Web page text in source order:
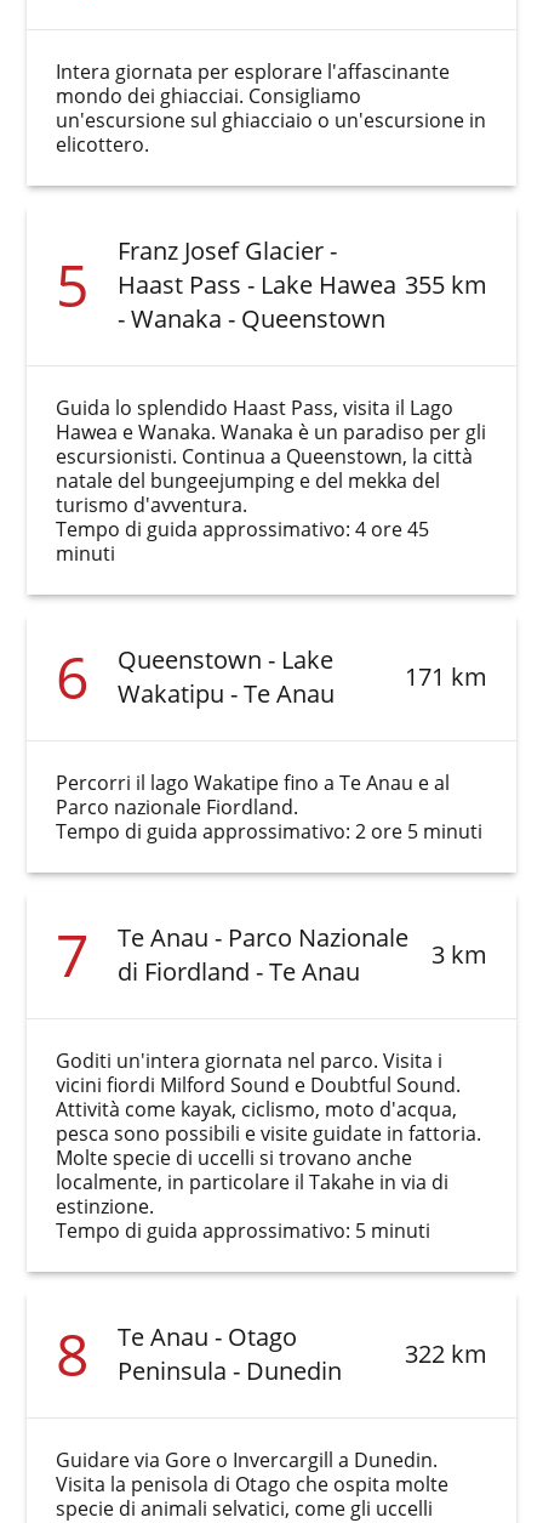
Intera giornata per esplorare l'affascinante
mondo dei ghiacciai. Consigliamo
un'escursione sul ghiacciaio o un'escursione in
elicottero.
5
Franz Josef Glacier -
Haast Pass - Lake Hawea
- Wanaka - Queenstown
355 km
Guida lo splendido Haast Pass, visita il Lago
Hawea e Wanaka. Wanaka è un paradiso per gli
escursionisti. Continua a Queenstown, la città
natale del bungeejumping e del mekka del
turismo d'avventura.
Tempo di guida approssimativo: 4 ore 45
minuti
6
Queenstown - Lake
Wakatipu - Te Anau
171 km
Percorri il lago Wakatipe fino a Te Anau e al
Parco nazionale Fiordland.
Tempo di guida approssimativo: 2 ore 5 minuti
7
Te Anau - Parco Nazionale
di Fiordland - Te Anau
3 km
Goditi un'intera giornata nel parco. Visita i
vicini fiordi Milford Sound e Doubtful Sound.
Attività come kayak, ciclismo, moto d'acqua,
pesca sono possibili e visite guidate in fattoria.
Molte specie di uccelli si trovano anche
localmente, in particolare il Takahe in via di
estinzione.
Tempo di guida approssimativo: 5 minuti
8
Te Anau - Otago
Peninsula - Dunedin
322 km
Guidare via Gore o Invercargill a Dunedin.
Visita la penisola di Otago che ospita molte
specie di animali selvatici, come gli uccelli